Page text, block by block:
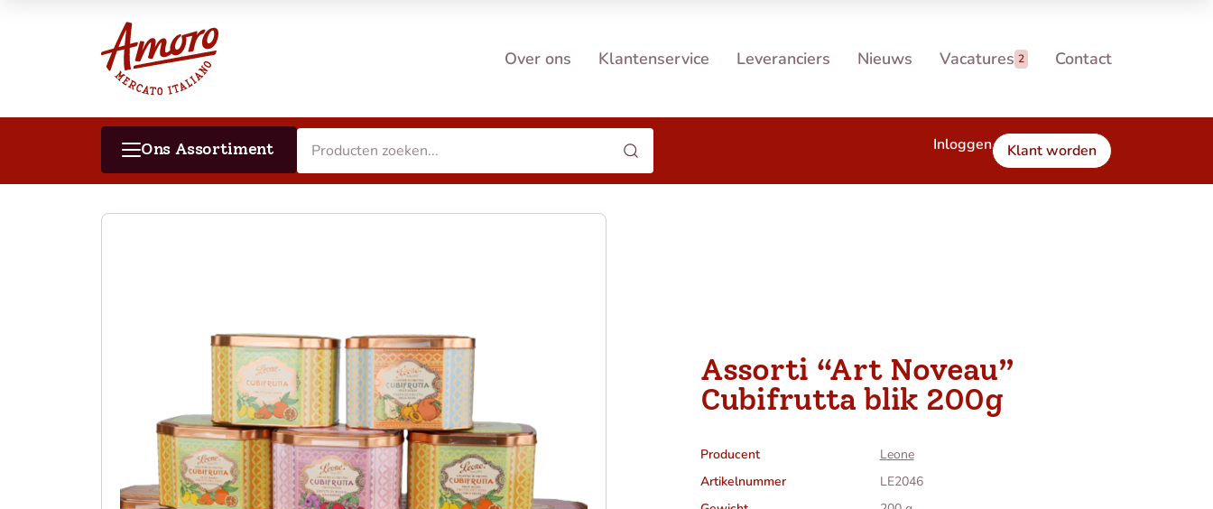
Over ons Klantenservice Leveranciers Nieuws Vacatures 2 Contact
Ons Assortiment Inloggen Klant worden
Assorti “Art Noveau”
Cubifrutta blik 200g
Producent
Leone
Artikelnummer
LE2046